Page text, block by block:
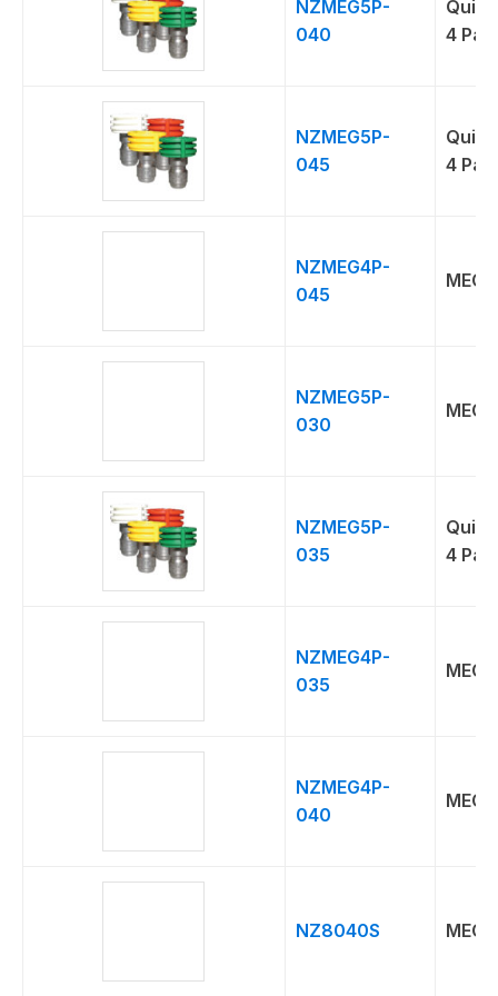
NZMEG5P-
040
4
NZMEG5P-
045
4
NZMEG4P-
045
MEG
NZMEG5P-
030
MEG
NZMEG5P-
035
4
NZMEG4P-
035
MEG
NZMEG4P-
040
MEG
NZ8040S MEG